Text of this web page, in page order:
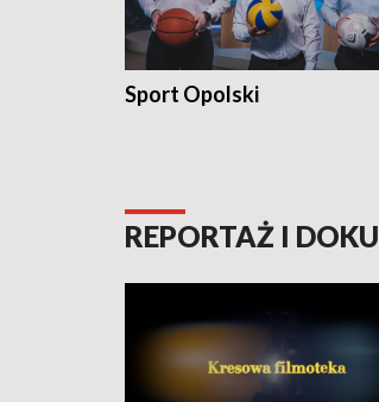
Sport Opolski
REPORTAŻ I